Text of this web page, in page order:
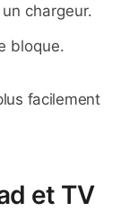
chargeur.
bloque.
facilement
et TV